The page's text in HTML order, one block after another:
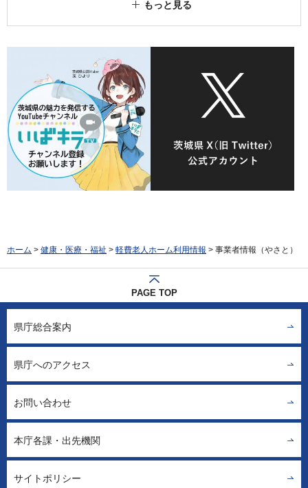
もっと見る
ホーム > 健康・医療・福祉 > 軽費老人ホーム利用情報 > 事業者情報（やさと）
PAGE TOP
県庁総合案内
県庁へのアクセス
お問い合わせ
本庁各課・出先機関
サイトポリシー